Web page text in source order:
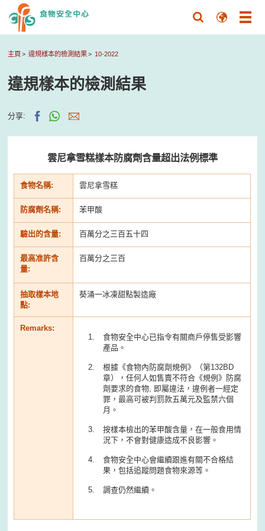
主頁 違規樣本的檢測結果 10-2022
違規樣本的檢測結果
分享:
雲尼拿雪糕樣本防腐劑含量超出法例標準
食物名稱: 雲尼拿雪糕
防腐劑名稱: 苯甲酸
驗出的含量: 百萬分之三百五十四
最高准許含
量:
百萬分之三百
抽取樣本地
點:
葵涌一冰凍甜點製造廠
Remarks:
食物安全中心已指令有關商戶停售受影響
產品。
根據《食物內防腐劑規例》（第132BD
章），任何人如售賣不符合《規例》防腐
劑要求的食物, 即屬違法，違例者一經定
罪，最高可被判罰款五萬元及監禁六個
月。
按樣本檢出的苯甲酸含量，在一般食用情
況下，不會對健康造成不良影響。
食物安全中心會繼續跟進有關不合格結
果，包括追蹤問題食物來源等。
調查仍然繼續。